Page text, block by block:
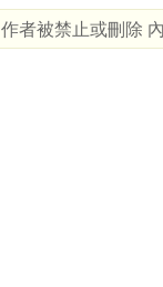
作者被禁止或刪除